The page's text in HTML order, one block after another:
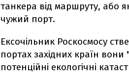
танкера від маршруту, або
чужий порт.
Ексочільник Роскосмосу
портах західних країн вони
потенційні екологічні